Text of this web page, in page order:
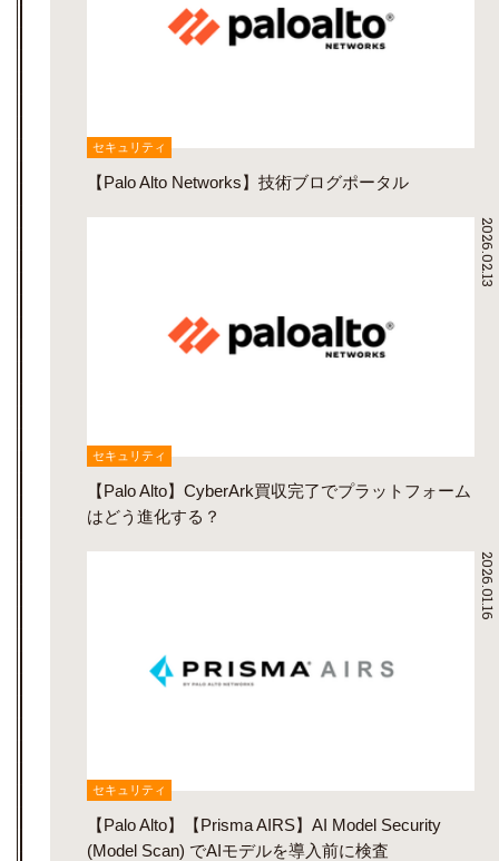
セキュリティ
【Palo Alto Networks】技術ブログポータル
2026.02.13
セキュリティ
【Palo Alto】CyberArk買収完了でプラットフォーム
はどう進化する？
2026.01.16
セキュリティ
【Palo Alto】【Prisma AIRS】AI Model Security
(Model Scan) でAIモデルを導入前に検査